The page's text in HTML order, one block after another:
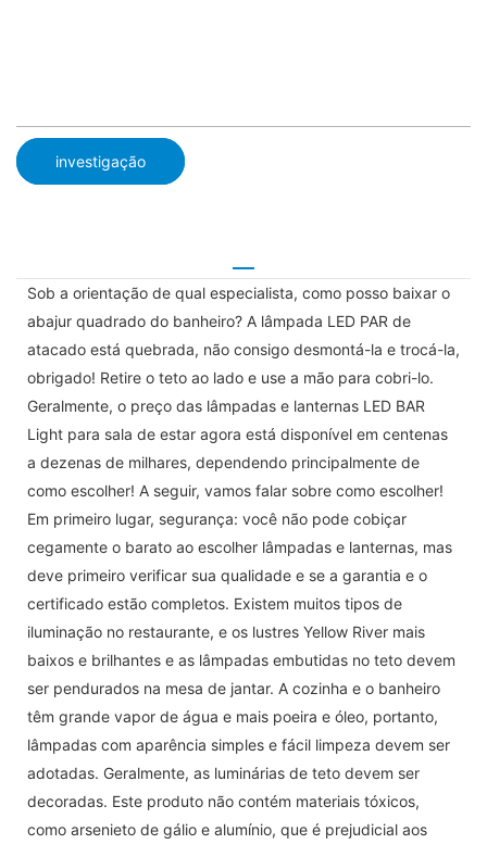
investigação
Sob a orientação de qual especialista, como posso baixar o
abajur quadrado do banheiro? A lâmpada LED PAR de
atacado está quebrada, não consigo desmontá-la e trocá-la,
obrigado! Retire o teto ao lado e use a mão para cobri-lo.
Geralmente, o preço das lâmpadas e lanternas LED BAR
Light para sala de estar agora está disponível em centenas
a dezenas de milhares, dependendo principalmente de
como escolher! A seguir, vamos falar sobre como escolher!
Em primeiro lugar, segurança: você não pode cobiçar
cegamente o barato ao escolher lâmpadas e lanternas, mas
deve primeiro verificar sua qualidade e se a garantia e o
certificado estão completos. Existem muitos tipos de
iluminação no restaurante, e os lustres Yellow River mais
baixos e brilhantes e as lâmpadas embutidas no teto devem
ser pendurados na mesa de jantar. A cozinha e o banheiro
têm grande vapor de água e mais poeira e óleo, portanto,
lâmpadas com aparência simples e fácil limpeza devem ser
adotadas. Geralmente, as luminárias de teto devem ser
decoradas. Este produto não contém materiais tóxicos,
como arsenieto de gálio e alumínio, que é prejudicial aos